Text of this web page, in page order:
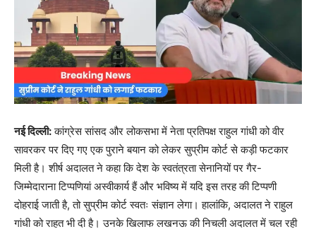
नई दिल्ली:कांग्रेस सांसद और लोकसभा में नेता प्रतिपक्ष राहुल गांधी को वीर
सावरकर पर दिए गए एक पुराने बयान को लेकर सुप्रीम कोर्ट से कड़ी फटकार
मिली है। शीर्ष अदालत ने कहा कि देश के स्वतंत्रता सेनानियों पर गैर-
जिम्मेदाराना टिप्पणियां अस्वीकार्य हैं और भविष्य में यदि इस तरह की टिप्पणी
दोहराई जाती है, तो सुप्रीम कोर्ट स्वतः संज्ञान लेगा। हालांकि, अदालत ने राहुल
गांधी को राहत भी दी है। उनके खिलाफ लखनऊ की निचली अदालत में चल रही